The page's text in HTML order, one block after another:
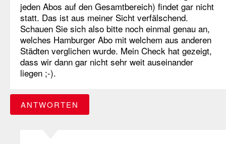
jeden Abos auf den Gesamtbereich) findet gar nicht
statt. Das ist aus meiner Sicht verfälschend.
Schauen Sie sich also bitte noch einmal genau an,
welches Hamburger Abo mit welchem aus anderen
Städten verglichen wurde. Mein Check hat gezeigt,
dass wir dann gar nicht sehr weit auseinander
liegen ;-).
ANTWORTEN